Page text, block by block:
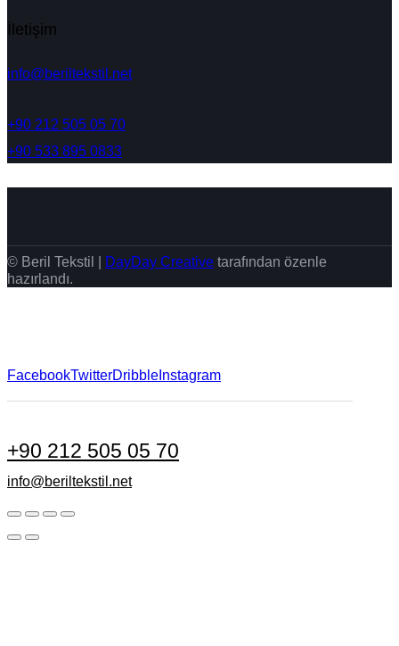
İletişim
info@beriltekstil.net
+90 212 505 05 70
+90 533 895 0833
© Beril Tekstil | DayDay Creative tarafından özenle
hazırlandı.
FacebookTwitterDribble Instagram
+90 212 505 05 70
info@beriltekstil.net